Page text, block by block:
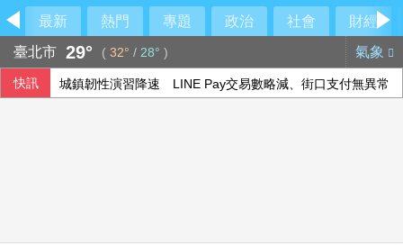
最新 熱門 專題 政治 社會
財經
臺北市 29° ( 32° / 28° ) 氣象
快訊 城鎮韌性演習降速 LINE Pay交易數略減、街口支付無異常